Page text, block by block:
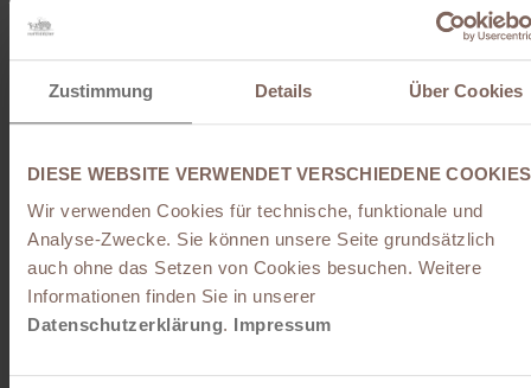
Zustimmung Details Über Cookies
DIESE WEBSITE VERWENDET VERSCHIEDENE COOKIES
Wir verwenden Cookies für technische, funktionale und
Analyse-Zwecke. Sie können unsere Seite grundsätzlich
auch ohne das Setzen von Cookies besuchen. Weitere
Informationen finden Sie in unserer
Datenschutzerklärung. Impressum
Landgut Furtherwirt: Ein
familienfreundliches Hotel in